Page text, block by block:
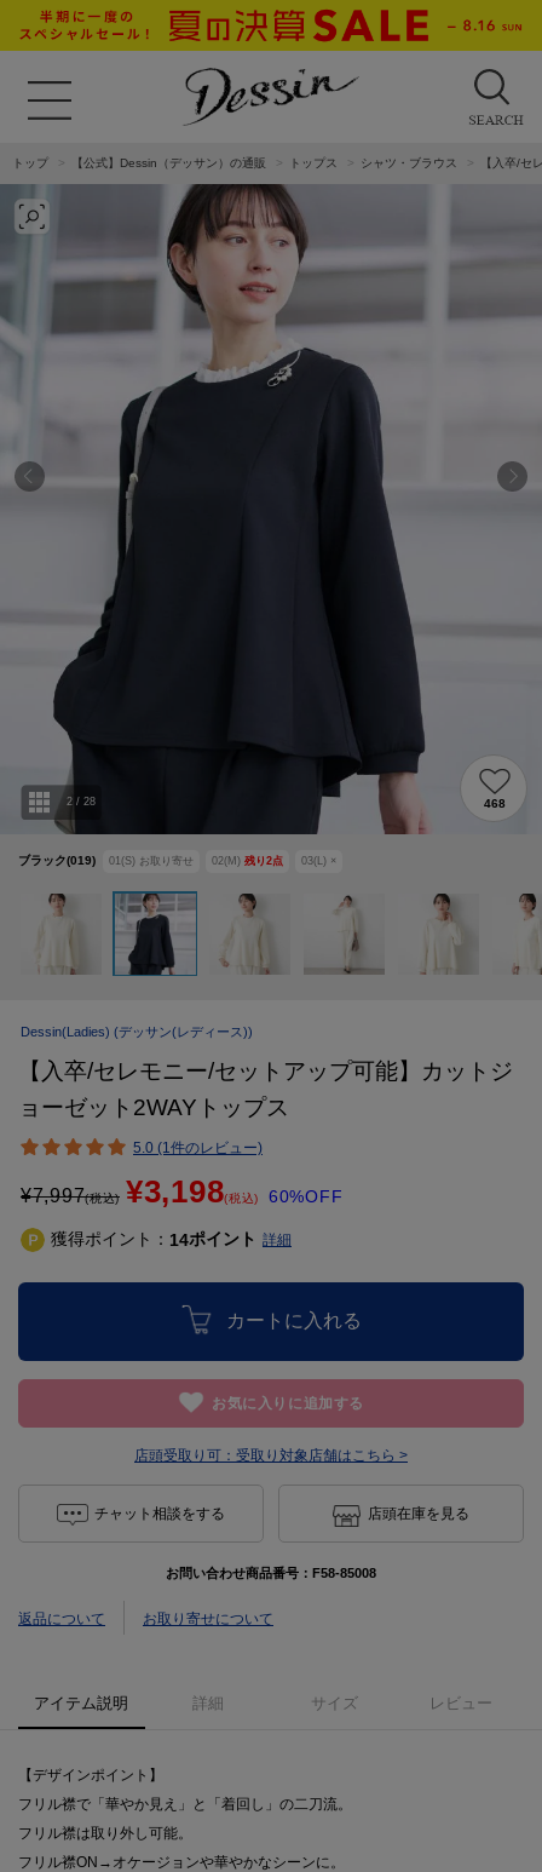
トップ 【公式】Dessin（デッサン）の通販 トップス シャツ・ブラウス 【入卒/セ
ブラック(019) 01(S) お取り寄せ 02(M) 残り 2点 03(L) ×
2 / 28 468
Dessin(Ladies) (デッサン(レディース))
【入卒/セレモニー/セットアップ可能】カットジ
ョーゼット2WAYトップス
5.0 (1件のレビュー)
¥7,997(税込) ¥3,198(税込) 60%OFF
獲得ポイント： 14ポイント 詳細
カートに入れる
お気に入りに追加する
店頭受取り可： 受取り対象店舗はこちら >
チャット相談をする 店頭在庫を見る
お問い合わせ商品番号： F58-85008
返品について お取り寄せについて
アイテム説明 詳細 サイズ レビュー
【デザインポイント】
フリル襟で「華やか見え」と「着回し」の二刀流。
フリル襟は取り外し可能。
フリル襟ON→オケージョンや華やかなシーンに。